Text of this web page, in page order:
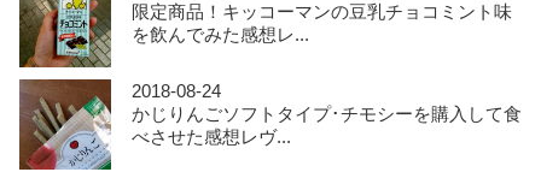
限定商品！キッコーマンの豆乳チョコミント味
を飲んでみた感想レ...
2018-08-24
かじりんごソフトタイプ･チモシーを購入して食
べさせた感想レヴ...